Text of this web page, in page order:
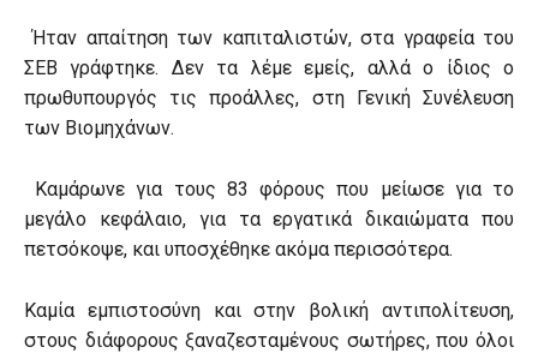
Ήταν απαίτηση των καπιταλιστών, στα γραφεία του
ΣΕΒ γράφτηκε. Δεν τα λέμε εμείς, αλλά ο ίδιος ο
πρωθυπουργός τις προάλλες, στη Γενική Συνέλευση
των Βιομηχάνων.
Καμάρωνε για τους 83 φόρους που μείωσε για το
μεγάλο κεφάλαιο, για τα εργατικά δικαιώματα που
πετσόκοψε, και υποσχέθηκε ακόμα περισσότερα.
Καμία εμπιστοσύνη και στην βολική αντιπολίτευση,
στους διάφορους ξαναζεσταμένους σωτήρες, που όλοι